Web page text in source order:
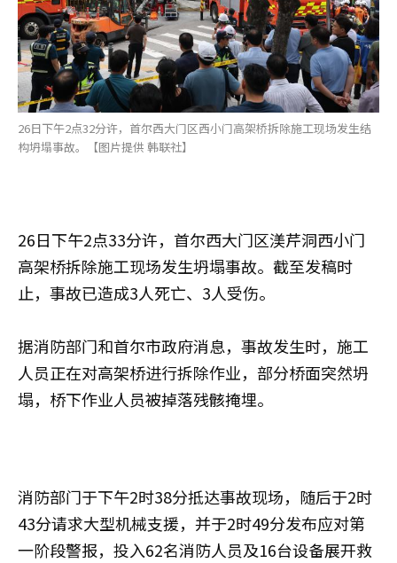
26日下午2点32分许，首尔西大门区西小门高架桥拆除施工现场发生结
构坍塌事故。【图片提供 韩联社】
26日下午2点33分许，首尔西大门区渼芹洞西小门
高架桥拆除施工现场发生坍塌事故。截至发稿时
止，事故已造成3人死亡、3人受伤。
据消防部门和首尔市政府消息，事故发生时，施工
人员正在对高架桥进行拆除作业，部分桥面突然坍
塌，桥下作业人员被掉落残骸掩埋。
消防部门于下午2时38分抵达事故现场，随后于2时
43分请求大型机械支援，并于2时49分发布应对第
一阶段警报，投入62名消防人员及16台设备展开救